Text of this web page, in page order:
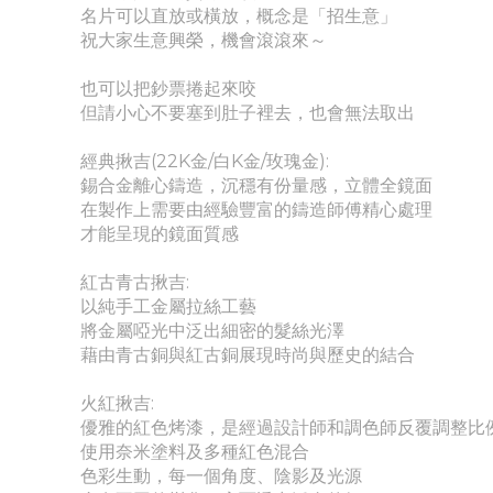
名片可以直放或橫放，概念是「招生意」
祝大家生意興榮，機會滾滾來～
也可以把鈔票捲起來咬
但請小心不要塞到肚子裡去，也會無法取出
經典揪吉(22K金/白K金/玫瑰金):
錫合金離心鑄造，沉穩有份量感，立體全鏡面
在製作上需要由經驗豐富的鑄造師傅精心處理
才能呈現的鏡面質感
紅古青古揪吉:
以純手工金屬拉絲工藝
將金屬啞光中泛出細密的髮絲光澤
藉由青古銅與紅古銅展現時尚與歷史的結合
火紅揪吉:
優雅的紅色烤漆，是經過設計師和調色師反覆調整比
使用奈米塗料及多種紅色混合
色彩生動，每一個角度、陰影及光源